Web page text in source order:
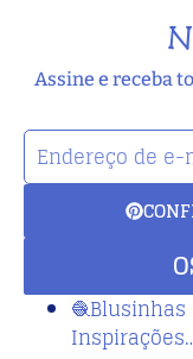
Assine e receba
🧶Blusinhas